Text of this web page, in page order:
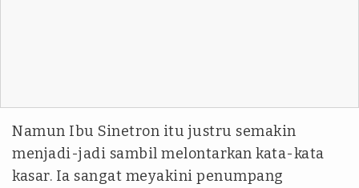
Namun Ibu Sinetron itu justru semakin
menjadi-jadi sambil melontarkan kata-kata
kasar. Ia sangat meyakini penumpang